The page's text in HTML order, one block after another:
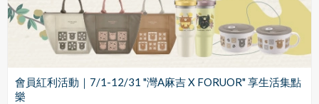
會員紅利活動｜7/1-12/31 "灣A麻吉 X FORUOR" 享生活集點
樂